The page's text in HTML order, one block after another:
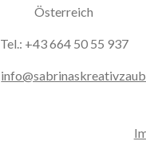
Österreich
Tel.: +43 664 50 55 937